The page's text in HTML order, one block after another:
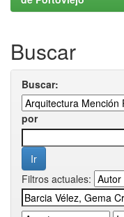
Buscar
Buscar:
por
Filtros actuales: